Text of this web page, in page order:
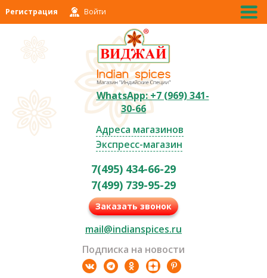
Регистрация Войти
WhatsApp: +7 (969) 341-
30-66
Адреса магазинов
Экспресс-магазин
7(495) 434-66-29
7(499) 739-95-29
Заказать звонок
mail@indianspices.ru
Подписка на новости